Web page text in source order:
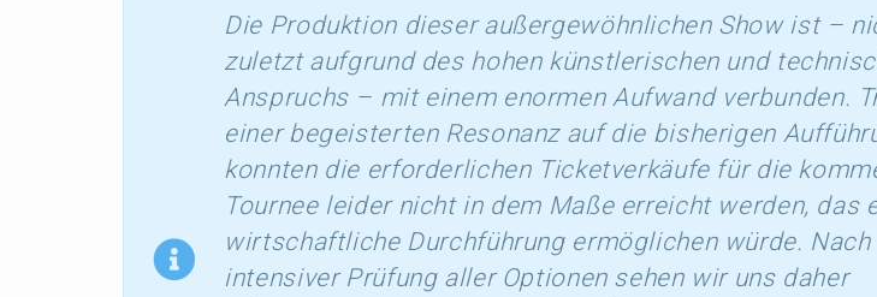
Die Produk­ti­on dieser außer­ge­wöhn­li­chen Show ist –
zuletzt aufgrund des hohen künst­le­ri­schen und
Anspruchs – mit einem enormen Aufwand verbun­den.
einer begeis­ter­ten Resonanz auf die bishe­ri­gen
konnten die erfor­der­li­chen Ticket­ver­käu­fe für die
Tournee leider nicht in dem Maße erreicht werden, das
wirtschaft­li­che Durch­füh­rung ermög­li­chen würde. Nach
inten­si­ver Prüfung aller Optio­nen sehen wir uns daher